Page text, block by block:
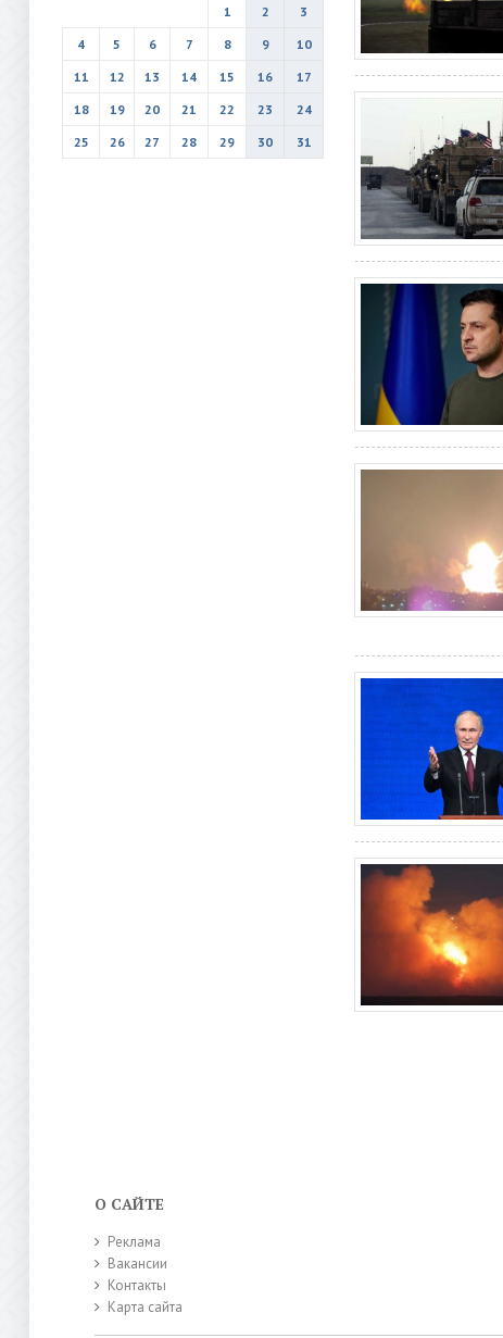
1
2
3
4
5 6 7 8 9
10
11
12 13 14 15 16
17
18
19 20 21 22 23
24
25
26 27 28 29 30 31
О САЙТЕ
Реклама
Вакансии
Контакты
Карта сайта